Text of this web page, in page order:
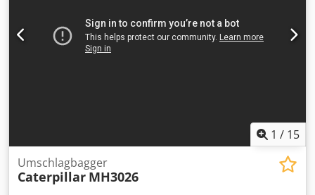
1 / 15
Umschlagbagger
Caterpillar MH3026